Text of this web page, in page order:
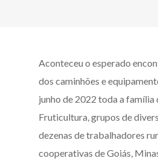
Aconteceu o esperado
dos caminhões e
junho de 2022 toda a família
Fruticultura, grupos de
dezenas de trabalhadores
cooperativas de Goiás,